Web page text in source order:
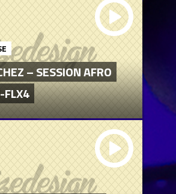
– SESSION AFRO
FLX4